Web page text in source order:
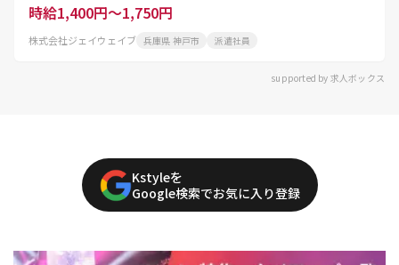
時給1,400円～1,750円
株式会社ジェイウェイブ 兵庫県 神戸市 派遣社員
supported by 求人ボックス
Kstyleを
Google検索でお気に入り登録